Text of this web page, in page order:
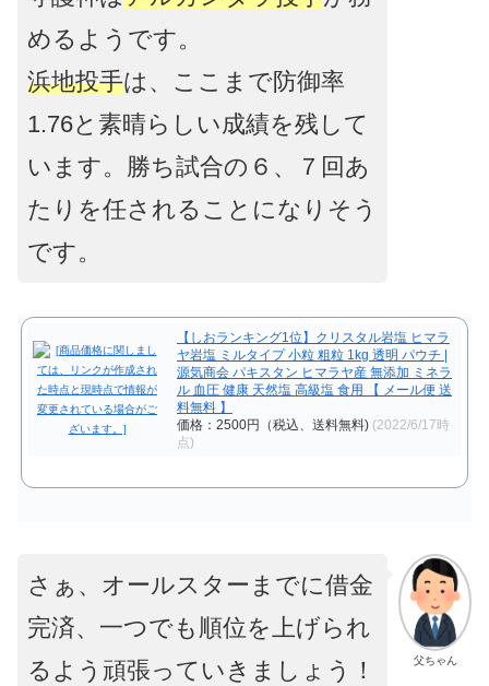
めるようです。
浜地投手は、ここまで防御率
1.76と素晴らしい成績を残して
います。勝ち試合の６、７回あ
たりを任されることになりそう
です。
【しおランキング1位】クリスタル岩塩 ヒマラ
ヤ岩塩 ミルタイプ 小粒 粗粒 1kg 透明 パウチ |
源気商会 パキスタン ヒマラヤ産 無添加 ミネラ
ル 血圧 健康 天然塩 高級塩 食用 【 メール便 送
料無料 】
価格：2500円（税込、送料無料) (2022/6/17時
点)
父ちゃん
さぁ、オールスターまでに借金
完済、一つでも順位を上げられ
るよう頑張っていきましょう！